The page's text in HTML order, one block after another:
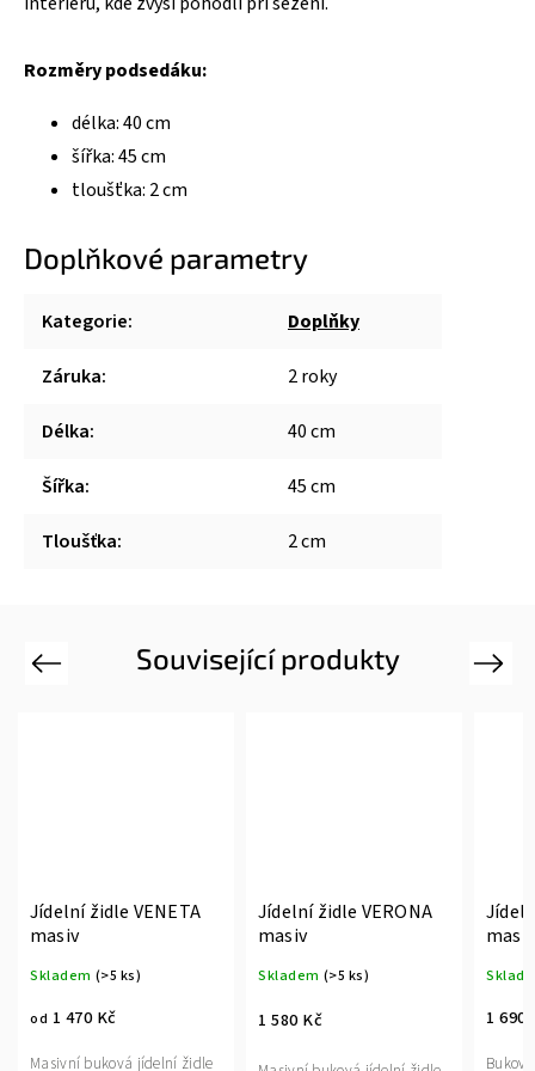
Rozměry podsedáku:
délka: 40 cm
šířka: 45 cm
tloušťka: 2 cm
Doplňkové parametry
Kategorie: Doplňky
Záruka: 2 roky
Délka: 40 cm
Šířka: 45 cm
Tloušťka: 2 cm
Související produkty
Previous
Jídelní židle VENETA
masiv
Skladem (>5 ks)
od 1 470 Kč
Masivní buková jídelní židle
Jídelní židle VERONA
masiv
Skladem (>5 ks)
1 580 Kč
masiv
1 690
Next